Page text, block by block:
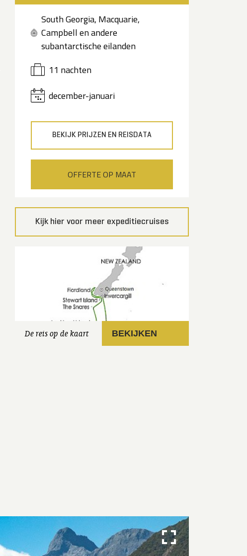
South Georgia, Macquarie,
Campbell en andere
subantarctische eilanden
11 nachten
december-januari
BEKIJK PRIJZEN EN REISDATA
OFFERTE OP MAAT
Kijk hier voor meer expeditiecruises
De reis op de kaart BEKIJKEN